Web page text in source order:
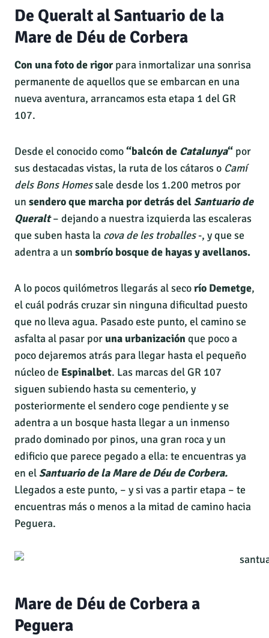
De Queralt al Santuario de la
Mare de Déu de Corbera
Con una foto de rigor para inmortalizar una sonrisa
permanente de aquellos que se embarcan en una
nueva aventura, arrancamos esta etapa 1 del GR
107.
Desde el conocido como“balcón de Catalunya“ por
sus destacadas vistas, la ruta de los cátaros o Camí
dels Bons Homessale desde los 1.200 metros por
un sendero que marcha por detrás delSantuario de
Queralt– dejando a nuestra izquierda las escaleras
que suben hasta la cova de les troballes-, y que se
adentra a un sombrío bosque de hayas y avellanos.
A lo pocos quilómetros llegarás al secorío Demetge,
el cuál podrás cruzar sin ninguna dificultad puesto
que no lleva agua. Pasado este punto, el camino se
asfalta al pasar poruna urbanización que poco a
poco dejaremos atrás para llegar hasta el pequeño
núcleo de Espinalbet. Las marcas del GR 107
siguen subiendo hasta su cementerio, y
posteriormente el sendero coge pendiente y se
adentra a un bosque hasta llegar a un inmenso
prado dominado por pinos, una gran roca y un
edificio que parece pegado a ella: te encuentras ya
en elSantuario de la Mare de Déu de Corbera.
Llegados a este punto, – y si vas a partir etapa – te
encuentras más o menos a la mitad de camino hacia
Peguera.
Mare de Déu de Corbera a
Peguera